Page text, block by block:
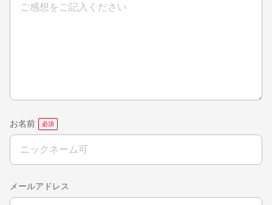
お名前
メールアドレス